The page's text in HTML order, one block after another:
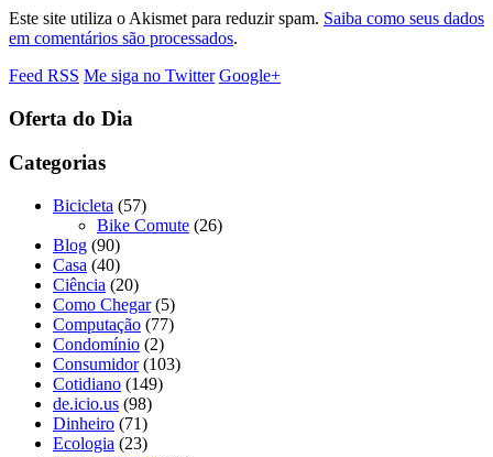
Este site utiliza o Akismet para reduzir spam. Saiba como seus dados
em comentários são processados.
Feed RSS Me siga no Twitter Google+
Oferta do Dia
Categorias
Bicicleta (57)
Bike Comute (26)
Blog (90)
Casa (40)
Ciência (20)
Como Chegar(5)
Computação (77)
Condomínio (2)
Consumidor(103)
Cotidiano (149)
de.icio.us (98)
Dinheiro (71)
Ecologia (23)